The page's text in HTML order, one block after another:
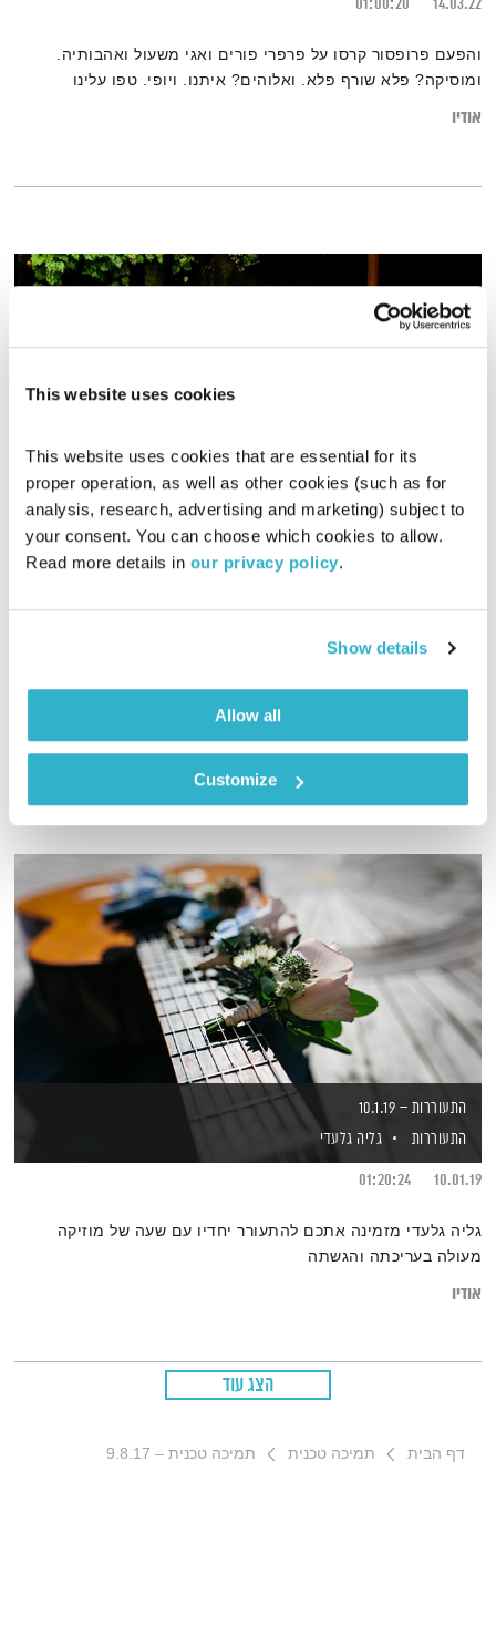
This website uses cookies
This website uses cookies that are essential for its
proper operation, as well as other cookies (such as for
analysis, research, advertising and marketing) subject to
your consent. You can choose which cookies to allow.
Read more details in our privacy policy.
Show details
Allow all
Customize
14.03.22
01:00:20
והפעם פרופסור קרסו על פרפרי פורים ואגי משעול ואהבותיה.
ומוסיקה? פלא שורף פלא. ואלוהים? איתנו. ויופי. טפו עלינו
אודיו
בני בא – 19.3.23
בני בא
בני בשן
המאושרים והבית חוזר אל האיש. ומוסיקה? פלא מזדחל אל פלא.
התעוררות – 10.1.19
התעוררות
גליה גלעדי
10.01.19
01:20:24
גליה גלעדי מזמינה אתכם להתעורר יחדיו עם שעה של מוזיקה
מעולה בעריכתה והגשתה
אודיו
הצג עוד
דף הבית תמיכה טכנית תמיכה טכנית – 9.8.17